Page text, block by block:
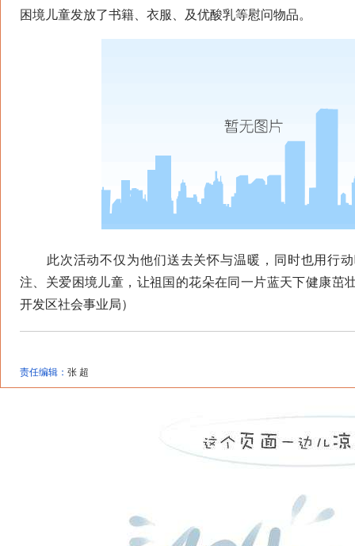
困境儿童发放了书籍、衣服、及优酸乳等慰问物品。
此次活动不仅为他们送去关怀与温暖，同时也用行动
注、关爱困境儿童，让祖国的花朵在同一片蓝天下健康茁
开发区社会事业局）
责任编辑： 张 超